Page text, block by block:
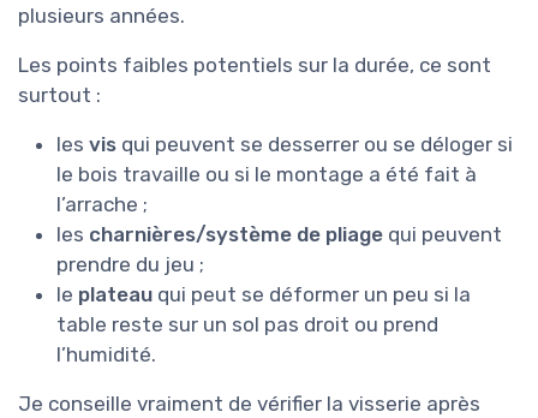
plusieurs années.
Les points faibles potentiels sur la durée, ce sont
surtout :
les vis qui peuvent se desserrer ou se déloger si
le bois travaille ou si le montage a été fait à
l’arrache ;
les charnières/système de pliage qui peuvent
prendre du jeu ;
le plateau qui peut se déformer un peu si la
table reste sur un sol pas droit ou prend
l’humidité.
Je conseille vraiment de vérifier la visserie après